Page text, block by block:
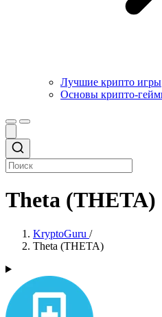
Лучшие крипто игры
Основы крипто-
Theta (THETA)
KryptoGuru /
Theta (THETA)